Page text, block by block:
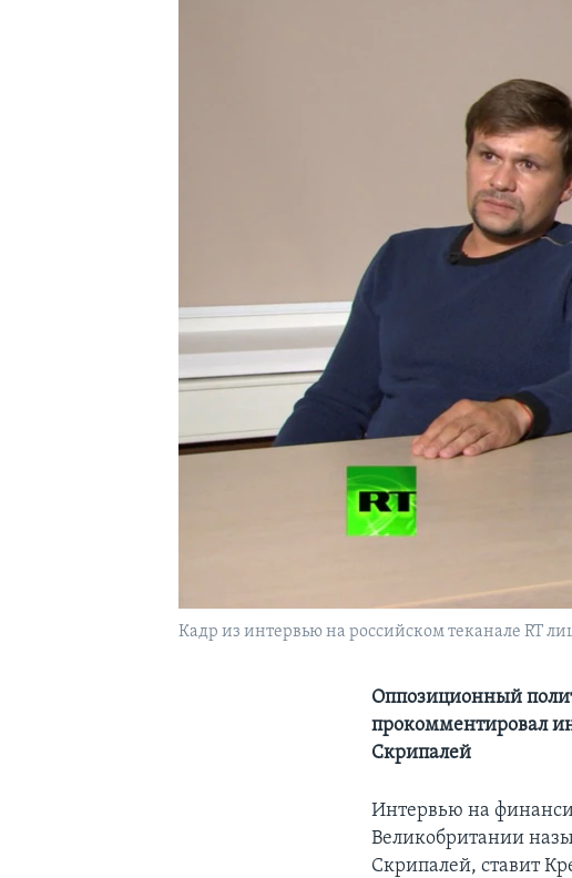
Кадр из интервью на российском теканале RT
Оппозиционный
прокомментировал
Скрипалей
Интервью на
Великобритании
Скрипалей, ставит